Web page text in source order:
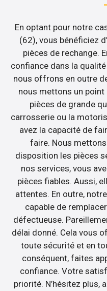
En optant pour notre
(62), vous bénéficiez
pièces de rechange.
confiance dans la
nous offrons en outre
nous mettons un point
pièces de grande
carrosserie ou la
avez la capacité de
faire. Nous
disposition les pièces
nos services, vous
pièces fiables. Aussi,
attentes. En outre,
capable de
défectueuse.
délai donné. Cela vous
toute sécurité et en
conséquent, faites
confiance. Votre
priorité. N’hésitez plus,